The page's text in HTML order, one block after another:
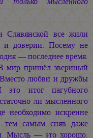
Славянской все жили
и доверии. Посему не
— последнее время.
мир пришёл звериный
любви и дружбы
это итог пагубного
ли мысленного
необходимо искренне
тем самым сняв даже
Мысль — это хорошо.